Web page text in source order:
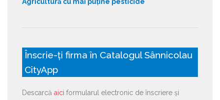
Înscrie-ți firma în Catalogul Sânnicolau
CityApp
Descarcă aici formularul electronic de înscriere și